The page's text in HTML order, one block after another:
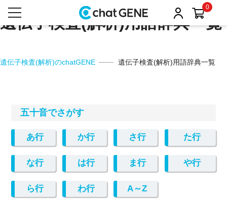
0
遺伝子検査(解析)用語辞典一覧
遺伝子検査(解析)のchatGENE 遺伝子検査(解析)用語辞典一覧
五十音でさがす
あ行 か行 さ行 た行
な行 は行 ま行 や行
ら行 わ行 A～Z